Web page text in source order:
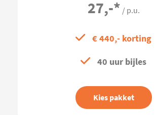
27,-* / p.u.
€ 440,- korting
40 uur bijles
Kies pakket